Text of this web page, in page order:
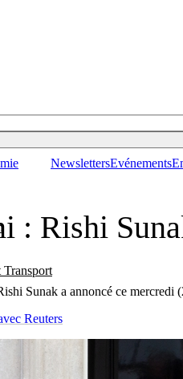
Transport
NewslettersEvénements
: Rishi
Sunak a annoncé ce mercredi
Reuters